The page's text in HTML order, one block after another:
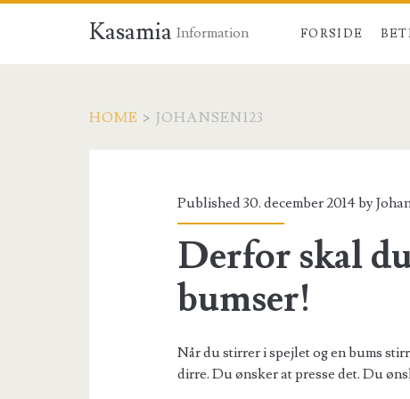
Kasamia Information FORSIDE
HOME > JOHANSEN123
Published 30. december 2014 by
Derfor skal
bumser!
Når du stirrer i spejlet og en bums
dirre. Du ønsker at presse det. Du